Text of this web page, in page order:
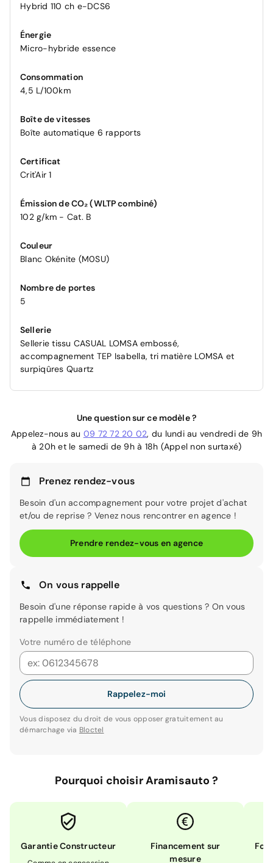
Hybrid 110 ch e-DCS6
Énergie
Micro-hybride essence
Consommation
4,5 L/100km
Boîte de vitesses
Boîte automatique 6 rapports
Certificat
Crit'Air 1
Émission de CO₂ (WLTP combiné)
102 g/km - Cat. B
Couleur
Blanc Okénite (M0SU)
Nombre de portes
5
Sellerie
Sellerie tissu CASUAL LOMSA embossé,
accompagnement TEP Isabella, tri matière LOMSA et
surpiqûres Quartz
Une question sur ce modèle ?
Appelez-nous au 09 72 72 20 02, du lundi au vendredi de 9h
à 20h et le samedi de 9h à 18h (Appel non surtaxé)
Prenez rendez-vous
Besoin d'un accompagnement pour votre projet d'achat
et/ou de reprise ? Venez nous rencontrer en agence !
Prendre rendez-vous en agence
On vous rappelle
Besoin d'une réponse rapide à vos questions ? On vous
rappelle immédiatement !
Votre numéro de téléphone
Rappelez-moi
Vous disposez du droit de vous opposer gratuitement au
démarchage via Bloctel
Pourquoi choisir Aramisauto ?
Garantie Constructeur
Financement sur
mesure